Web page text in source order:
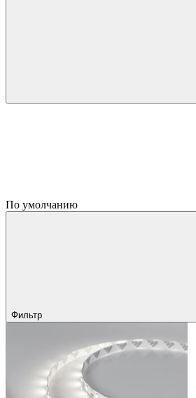
По умолчанию
Фильтр